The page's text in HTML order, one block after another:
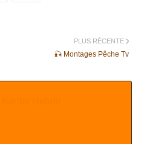
PLUS RÉCENTE
🎣 Montages Pêche Tv